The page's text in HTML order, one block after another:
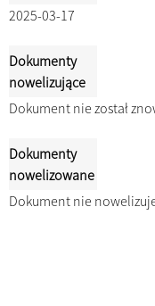
2025-03-17
Dokumenty
nowelizujące
Dokument nie został
Dokumenty
nowelizowane
Dokument nie